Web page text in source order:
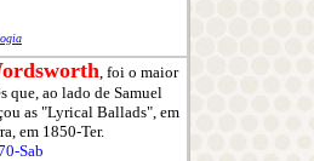
, foi o maior
que, ao lado de Samuel
as "Lyrical Ballads", em
em 1850-Ter.
Sab